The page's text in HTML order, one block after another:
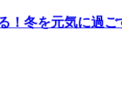
！冬を元気に過